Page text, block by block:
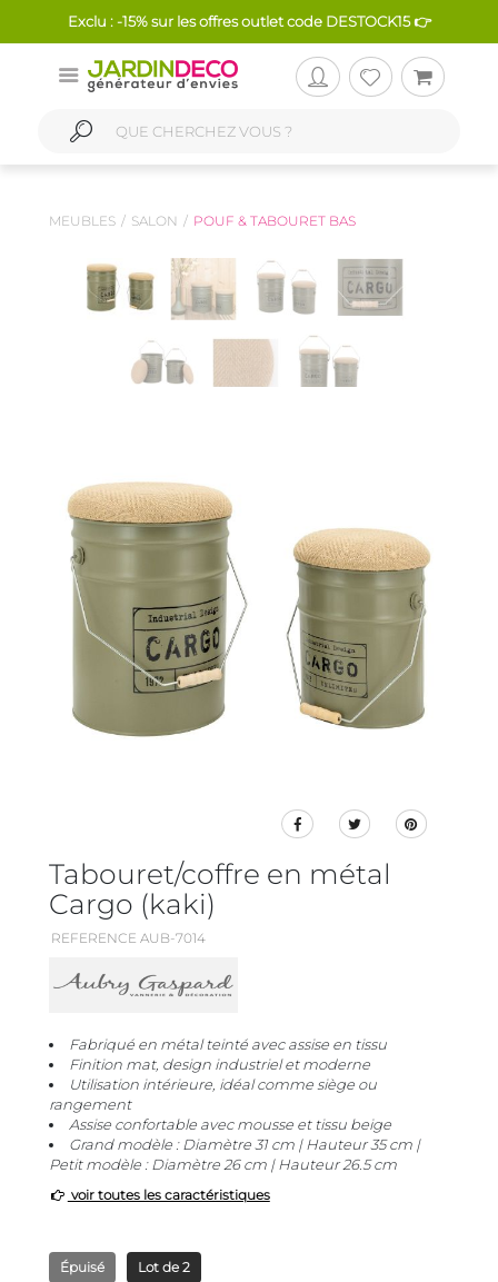
Exclu : -15% sur les offres outlet code DESTOCK15 👉
MEUBLES SALON POUF & TABOURET BAS
Tabouret/coffre en métal
Cargo (kaki)
REFERENCE AUB-7014
Fabriqué en métal teinté avec assise en tissu
Finition mat, design industriel et moderne
Utilisation intérieure, idéal comme siège ou
rangement
Assise confortable avec mousse et tissu beige
Grand modèle : Diamètre 31 cm | Hauteur 35 cm |
Petit modèle : Diamètre 26 cm | Hauteur 26.5 cm
voir toutes les caractéristiques
Épuisé Lot de 2